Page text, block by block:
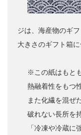
ジは、海産物のギ
大きさのギフト箱
※この紙はもと
熱融着性をもつ
また化繊を混ぜ
破れない長所を
「冷凍や冷蔵に